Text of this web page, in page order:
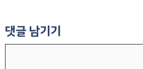
댓글 남기기